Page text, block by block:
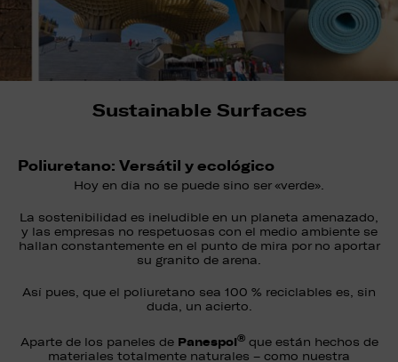
Sustainable Surfaces
Poliuretano: Versátil y ecológico
Hoy en día no se puede sino ser «verde».
La sostenibilidad es ineludible en un planeta amenazado,
y las empresas no respetuosas con el medio ambiente se
hallan constantemente en el punto de mira por no aportar
su granito de arena.
Así pues, que el poliuretano sea 100 % reciclables es, sin
duda, un acierto.
Aparte de los paneles de Panespol®que están hechos de
materiales totalmente naturales – como nuestra